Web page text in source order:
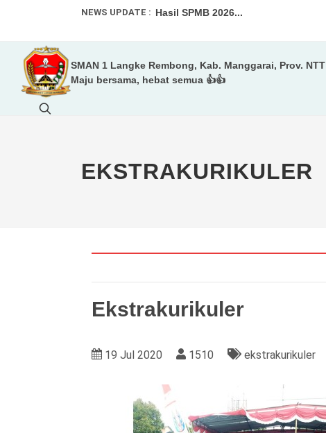
NEWS UPDATE : Hasil SPMB 2026...
Informasi spmb 2026...
SMAN 1 Langke Rembong, Kab. Manggarai, Prov. NTT
Maju bersama, hebat semua 👍👍
EKSTRAKURIKULER
Ekstrakurikuler
19 Jul 2020 1510 ekstrakurikuler